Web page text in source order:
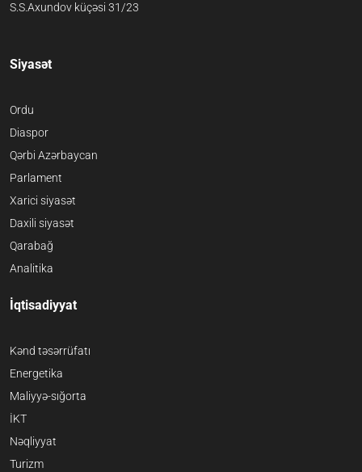
S.S.Axundov küçəsi 31/23
Siyasət
Ordu
Diaspor
Qərbi Azərbaycan
Parlament
Xarici siyasət
Daxili siyasət
Qarabağ
Analitika
İqtisadiyyat
Kənd təsərrüfatı
Energetika
Maliyyə-sığorta
İKT
Nəqliyyat
Turizm